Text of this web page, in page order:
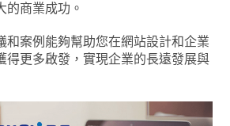
的商業成功。
和案例能夠幫助您在網站設計和企業
得更多啟發，實現企業的長遠發展與